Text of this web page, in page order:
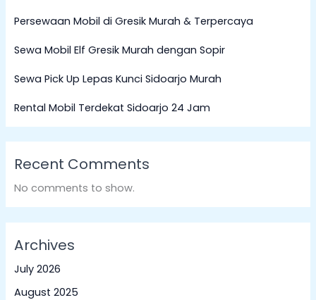
Persewaan Mobil di Gresik Murah & Terpercaya
Sewa Mobil Elf Gresik Murah dengan Sopir
Sewa Pick Up Lepas Kunci Sidoarjo Murah
Rental Mobil Terdekat Sidoarjo 24 Jam
Recent Comments
No comments to show.
Archives
July 2026
August 2025